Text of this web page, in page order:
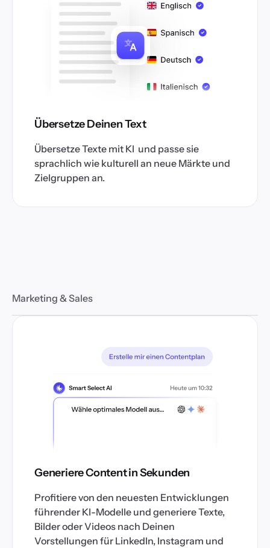
Übersetze Deinen Text
Übersetze Texte mit KI und passe sie
sprachlich wie kulturell an neue Märkte und
Zielgruppen an.
Marketing & Sales
Generiere Content in Sekunden
Profitiere von den neuesten Entwicklungen
führender KI-Modelle und generiere Texte,
Bilder oder Videos nach Deinen
Vorstellungen für LinkedIn, Instagram und